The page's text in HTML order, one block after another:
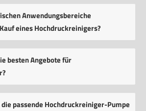
Anwendungsbereiche
eines Hochdruckreinigers?
besten Angebote für
passende Hochdruckreiniger-Pumpe